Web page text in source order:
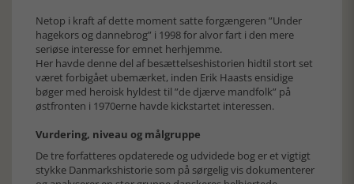
Netop i kraft af dette moment satte forgængeren ”Under
hagekors og dannebrog” i 1998 for alvor fart i den mere
seriøse interesse for emnet herhjemme.
Her havde denne del af besættelseshistorien hidtil stort set
været forbigået ubemærket, inden Erik Haasts ensidige
bøger med heroisk hyldest til ”de djærve mandfolk” på
østfronten i 1970erne havde kickstartet interessen.
Vurdering, niveau og målgruppe
De tre forfatteres opdaterede og udvidede bog er et vigtigt
stykke Danmarkshistorie som på sørgelig vis dokumenterer